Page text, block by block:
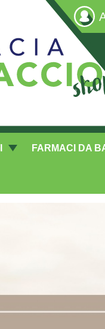
FARMACI DA